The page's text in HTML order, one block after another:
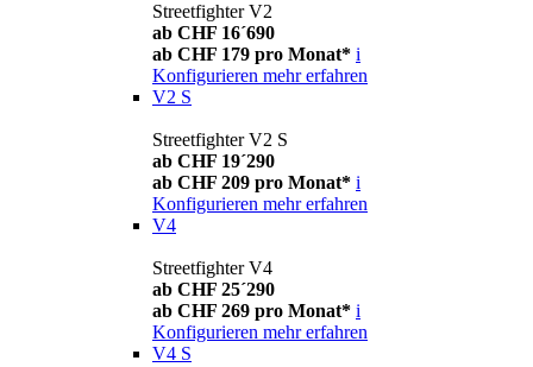
Streetfighter V2
ab CHF 16´690
ab CHF 179 pro Monat* i
Konfigurieren mehr erfahren
V2 S
Streetfighter V2 S
ab CHF 19´290
ab CHF 209 pro Monat* i
Konfigurieren mehr erfahren
V4
Streetfighter V4
ab CHF 25´290
ab CHF 269 pro Monat* i
Konfigurieren mehr erfahren
V4 S